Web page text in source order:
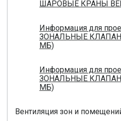
ШАРОВЫЕ КРАНЫ
Информация для
ЗОНАЛЬНЫЕ
МБ)
Информация для
ЗОНАЛЬНЫЕ
МБ)
Вентиляция зон и